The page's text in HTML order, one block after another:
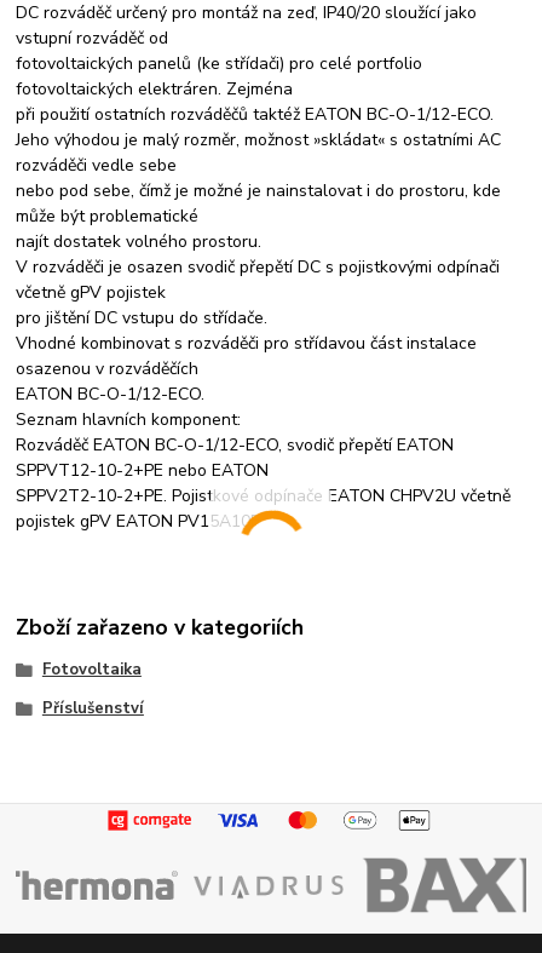
DC rozváděč určený pro montáž na zeď, IP40/20 sloužící jako
vstupní rozváděč od
fotovoltaických panelů (ke střídači) pro celé portfolio
fotovoltaických elektráren. Zejména
při použití ostatních rozváděčů taktéž EATON BC-O-1/12-ECO.
Jeho výhodou je malý rozměr, možnost »skládat« s ostatními AC
rozváděči vedle sebe
nebo pod sebe, čímž je možné je nainstalovat i do prostoru, kde
může být problematické
najít dostatek volného prostoru.
V rozváděči je osazen svodič přepětí DC s pojistkovými odpínači
včetně gPV pojistek
pro jištění DC vstupu do střídače.
Vhodné kombinovat s rozváděči pro střídavou část instalace
osazenou v rozváděčích
EATON BC-O-1/12-ECO.
Seznam hlavních komponent:
Rozváděč EATON BC-O-1/12-ECO, svodič přepětí EATON
SPPVT12-10-2+PE nebo EATON
SPPV2T2-10-2+PE. Pojistkové odpínače EATON CHPV2U včetně
pojistek gPV EATON PV15A10F
Zboží zařazeno v kategoriích
Fotovoltaika
Příslušenství